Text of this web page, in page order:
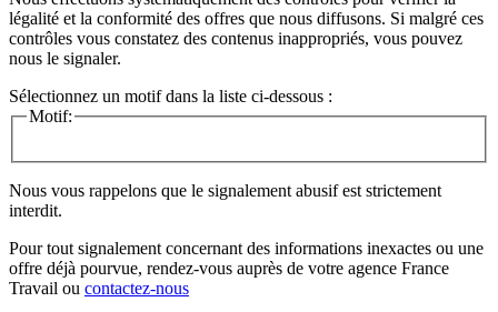
légalité et la conformité des offres que nous diffusons. Si malgré ces
contrôles vous constatez des contenus inappropriés, vous pouvez
nous le signaler.
Sélectionnez un motif dans la liste ci-dessous :
Motif:
Nous vous rappelons que le signalement abusif est strictement
interdit.
Pour tout signalement concernant des informations inexactes ou une
offre déjà pourvue, rendez-vous auprès de votre agence France
Travail ou contactez-nous